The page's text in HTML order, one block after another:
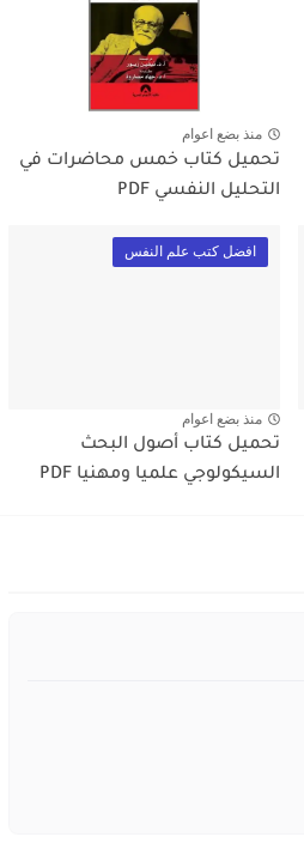
منذ بضع اعوام
تحميل كتاب خمس محاضرات في
التحليل النفسي PDF
افضل كتب علم النفس
منذ بضع اعوام
تحميل كتاب أصول البحث
السيكولوجي علميا ومهنيا PDF